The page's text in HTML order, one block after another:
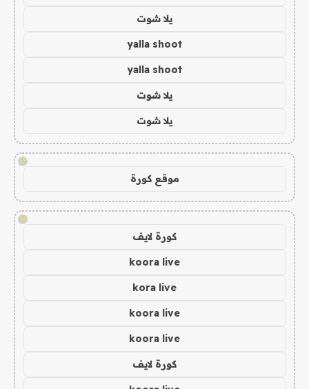
يلا شوت
yalla shoot
yalla shoot
يلا شوت
يلا شوت
!
موقع كورة
!
كورة لايف
koora live
kora live
koora live
koora live
كورة لايف